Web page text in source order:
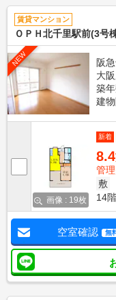
賃貸マンション
ＯＰＨ北千里駅前(3号
NEW
阪
大
築
建
画像 : 19枚
新着
8.4
管
敷
14階
空室確認 無